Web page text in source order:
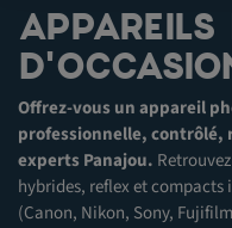
Offrez-vous un appareil
professionnelle, contrôlé,
experts Panajou.
hybrides, reflex et compacts
(Canon, Nikon, Sony,